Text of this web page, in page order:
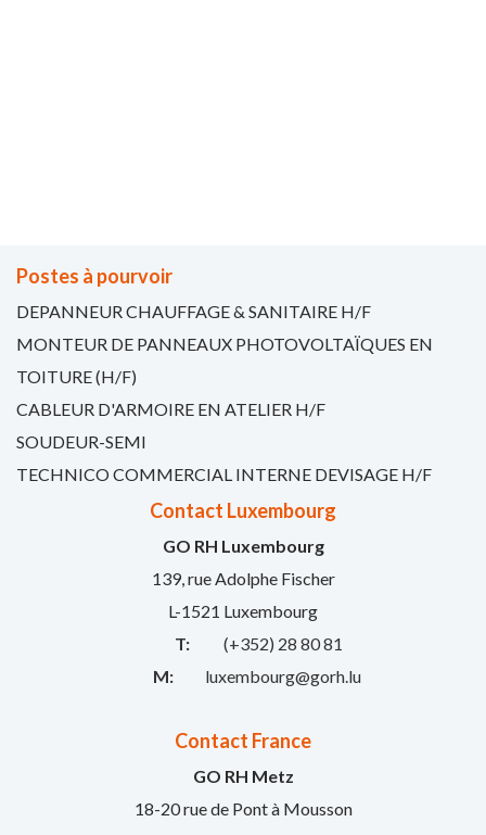
Postes à pourvoir
DEPANNEUR CHAUFFAGE & SANITAIRE H/F
MONTEUR DE PANNEAUX PHOTOVOLTAÏQUES EN
TOITURE (H/F)
CABLEUR D'ARMOIRE EN ATELIER H/F
SOUDEUR-SEMI
TECHNICO COMMERCIAL INTERNE DEVISAGE H/F
Contact Luxembourg
GO RH Luxembourg
139, rue Adolphe Fischer
L-1521 Luxembourg
T:
(+352) 28 80 81
M:
luxembourg@gorh.lu
Contact France
GO RH Metz
18-20 rue de Pont à Mousson